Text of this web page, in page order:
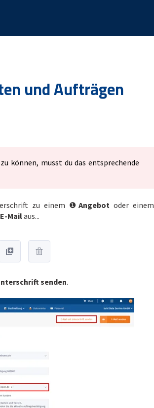
und Aufträgen
können, musst du das entsprechende
zu einem ❶ Angebotoder einem
Mailaus...
senden.